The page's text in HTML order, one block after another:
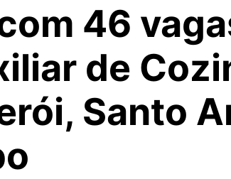
46
de
Santo